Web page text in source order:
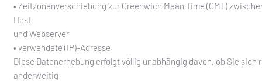
• Zeitzonenverschiebung zur Greenwich Mean Time (GMT)
Host
und Webserver
• verwendete (IP)-Adresse.
Diese Datenerhebung erfolgt völlig unabhängig davon, ob Sie sich
anderweitig